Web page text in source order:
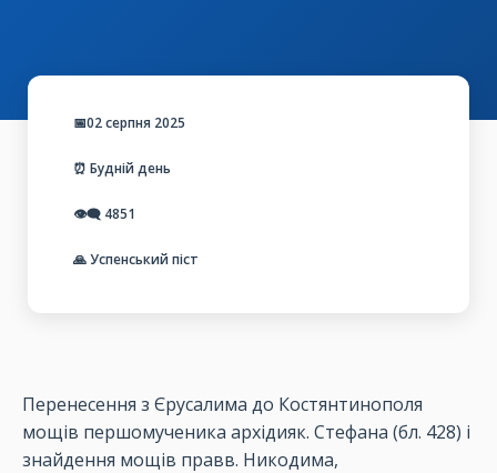
📅02 серпня 2025
⏰ Будній день
👁️‍🗨️ 4851
🙏 Успенський піст
Перенесення з Єрусалима до Костянтинополя
мощів першомученика архідияк. Стефана (бл. 428) і
знайдення мощів правв. Никодима,